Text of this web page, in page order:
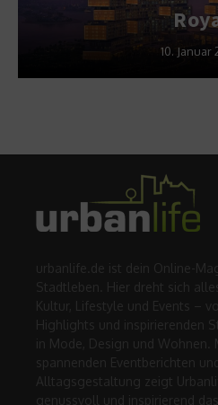
10. Januar
urbanlife.de ist dein Online-
Stadtleben. Hier dreht sich
Kultur, Lifestyle und Events –
Highlights und inspirierenden
in Mode, Design und Wohnen.
spannenden Eventberichten
Alltagsgestaltung zeigt
genussvoll und inspirierend